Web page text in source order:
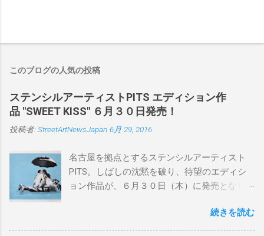
このブログの人気の投稿
ステンシルアーティストPITS エディション作
品 "SWEET KISS" ６月３０日発売！
投稿者: StreetArtNewsJapan 6月 29, 2016
名古屋を拠点とするステンシルアーティスト
PITS。しばしの沈黙を破り、待望のエディシ
ョン作品が、６月３０日（木）に発売となり
品に落とし込むスタイルは今作でも健在。(
PITSの過去記事はこちらから ) 発売日：6月30
続きを読む